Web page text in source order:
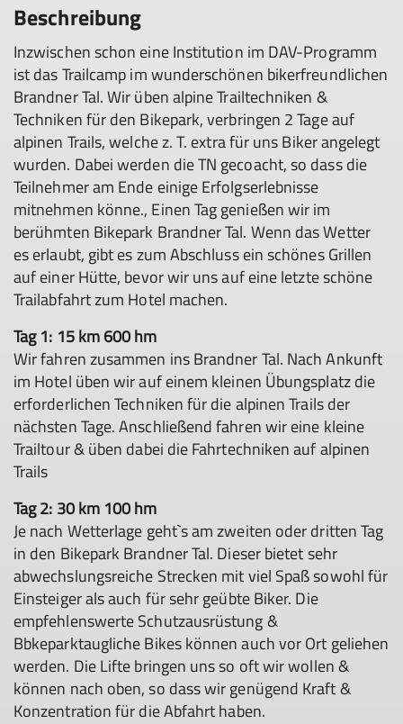
Beschreibung
Inzwischen schon eine Institution im DAV-Programm
ist das Trailcamp im wunderschönen bikerfreundlichen
Brandner Tal. Wir üben alpine Trailtechniken &
Techniken für den Bikepark, verbringen 2 Tage auf
alpinen Trails, welche z. T. extra für uns Biker angelegt
wurden. Dabei werden die TN gecoacht, so dass die
Teilnehmer am Ende einige Erfolgserlebnisse
mitnehmen könne., Einen Tag genießen wir im
berühmten Bikepark Brandner Tal. Wenn das Wetter
es erlaubt, gibt es zum Abschluss ein schönes Grillen
auf einer Hütte, bevor wir uns auf eine letzte schöne
Trailabfahrt zum Hotel machen.
Tag 1: 15 km 600 hm
Wir fahren zusammen ins Brandner Tal. Nach Ankunft
im Hotel üben wir auf einem kleinen Übungsplatz die
erforderlichen Techniken für die alpinen Trails der
nächsten Tage. Anschließend fahren wir eine kleine
Trailtour & üben dabei die Fahrtechniken auf alpinen
Trails
Tag 2: 30 km 100 hm
Je nach Wetterlage geht`s am zweiten oder dritten Tag
in den Bikepark Brandner Tal. Dieser bietet sehr
abwechslungsreiche Strecken mit viel Spaß sowohl für
Einsteiger als auch für sehr geübte Biker. Die
empfehlenswerte Schutzausrüstung &
Bbkeparktaugliche Bikes können auch vor Ort geliehen
werden. Die Lifte bringen uns so oft wir wollen &
können nach oben, so dass wir genügend Kraft &
Konzentration für die Abfahrt haben.